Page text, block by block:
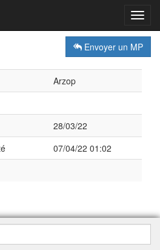
Envoyer un MP
Arzop
28/03/22
07/04/22 01:02